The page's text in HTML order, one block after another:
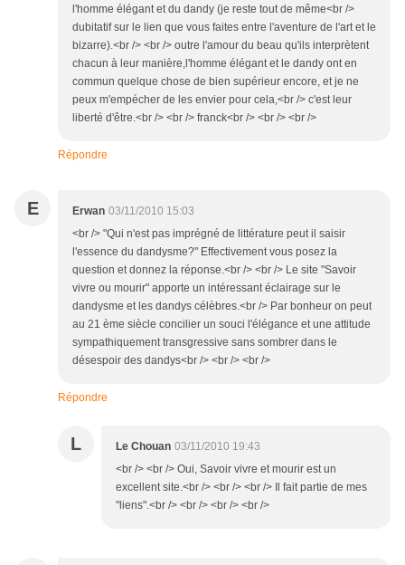
l'homme élégant et du dandy (je reste tout de même<br />
dubitatif sur le lien que vous faites entre l'aventure de l'art et le
bizarre).<br /> <br /> outre l'amour du beau qu'ils interprètent
chacun à leur manière,l'homme élégant et le dandy ont en
commun quelque chose de bien supérieur encore, et je ne
peux m'empécher de les envier pour cela,<br /> c'est leur
liberté d'être.<br /> <br /> franck<br /> <br /> <br />
Répondre
E Erwan 03/11/2010 15:03
<br /> "Qui n'est pas imprégné de littérature peut il saisir
l'essence du dandysme?" Effectivement vous posez la
question et donnez la réponse.<br /> <br /> Le site "Savoir
vivre ou mourir" apporte un intéressant éclairage sur le
dandysme et les dandys célèbres.<br /> Par bonheur on peut
au 21 ème siècle concilier un souci l'élégance et une attitude
sympathiquement transgressive sans sombrer dans le
désespoir des dandys<br /> <br /> <br />
Répondre
L Le Chouan 03/11/2010 19:43
<br /> <br /> Oui, Savoir vivre et mourir est un
excellent site.<br /> <br /> <br /> Il fait partie de mes
"liens".<br /> <br /> <br /> <br />